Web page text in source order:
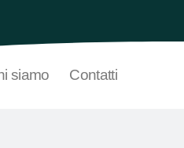
siamo Contatti